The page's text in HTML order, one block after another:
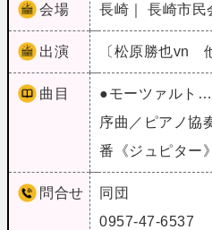
会場 長崎｜ 長崎市民
出演 〔松原勝也vn
曲目
●モーツァルト…
序曲／ピアノ協
番《ジュピター
問合せ
同団
0957-47-6537